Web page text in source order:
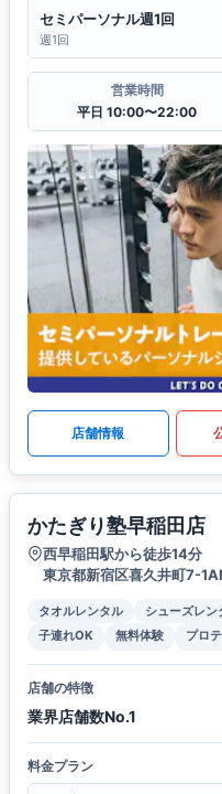
セミパーソナル週1回
週1回
営業時間
平日 10:00〜22:00
店舗情報
かたぎり塾早稲田店
西早稲田駅から徒歩14分
東京都新宿区喜久井町7-
タオルレンタル シューズレン
子連れOK
無料体験 プロ
店舗の特徴
業界店舗数No.1
料金プラン